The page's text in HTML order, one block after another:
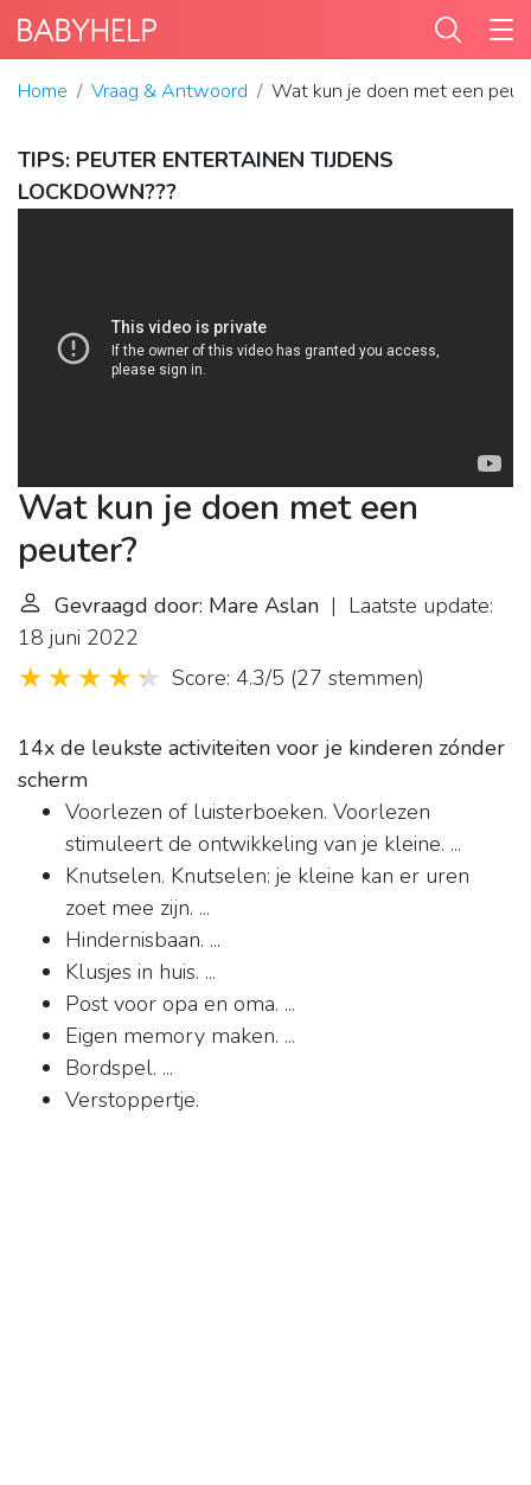
Home Vraag & Antwoord Wat kun je doen met een
TIPS: PEUTER ENTERTAINEN TIJDENS
LOCKDOWN???
Wat kun je doen met een
peuter?
Gevraagd door: Mare Aslan | Laatste update:
18 juni 2022
Score: 4.3/5 (27 stemmen)
14x de leukste activiteiten voor je kinderen zónder
scherm
Voorlezen of luisterboeken. Voorlezen
stimuleert de ontwikkeling van je kleine. ...
Knutselen. Knutselen: je kleine kan er uren
zoet mee zijn. ...
Hindernisbaan. ...
Klusjes in huis. ...
Post voor opa en oma. ...
Eigen memory maken. ...
Bordspel. ...
Verstoppertje.